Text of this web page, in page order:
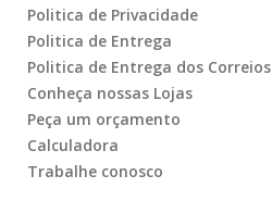
Politica de Privacidade
Politica de Entrega
Politica de Entrega dos Correios
Conheça nossas Lojas
Peça um orçamento
Calculadora
Trabalhe conosco